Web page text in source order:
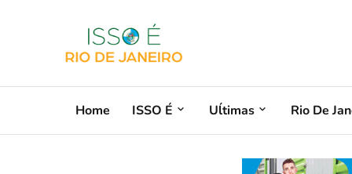
Home ISSO É Uĺtimas Rio De